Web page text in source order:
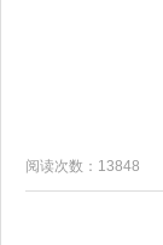
阅读次数：13848